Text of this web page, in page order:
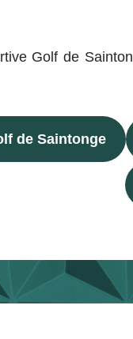
Golf de
de Saintonge